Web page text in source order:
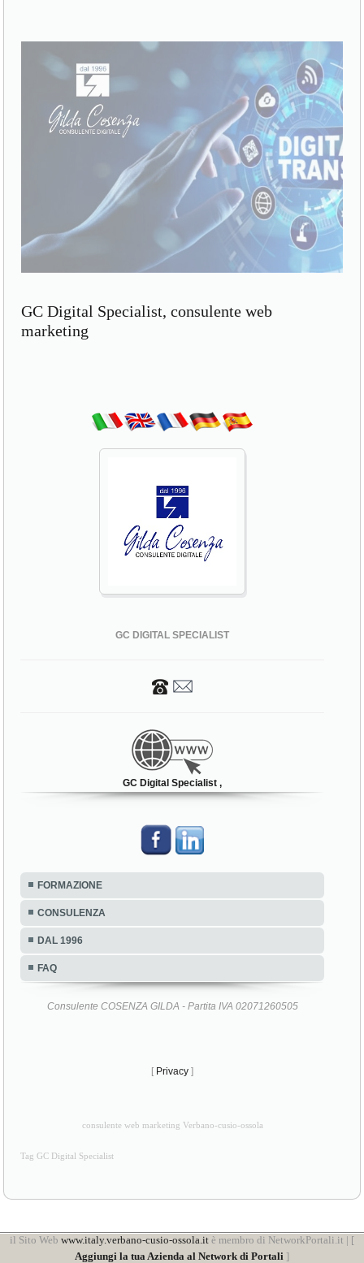
GC Digital Specialist, consulente web
marketing
GC DIGITAL SPECIALIST
GC Digital Specialist ,
FORMAZIONE
CONSULENZA
DAL 1996
FAQ
Consulente COSENZA GILDA - Partita IVA 02071260505
[ Privacy ]
consulente web marketing Verbano-cusio-ossola
Tag GC Digital Specialist
il Sito Web www.italy.verbano-cusio-ossola.it è membro di NetworkPortali.it | [
Aggiungi la tua Azienda al Network di Portali ]